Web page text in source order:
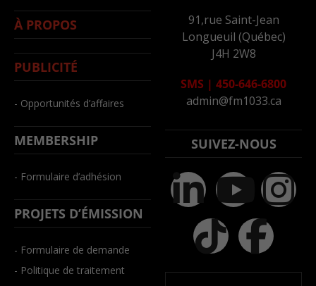
À PROPOS
PUBLICITÉ
- Opportunités d’affaires
MEMBERSHIP
- Formulaire d’adhésion
PROJETS D’ÉMISSION
- Formulaire de demande
- Politique de traitement
91,rue Saint-Jean
Longueuil (Québec)
J4H 2W8
SMS | 450-646-6800
admin@fm1033.ca
SUIVEZ-NOUS